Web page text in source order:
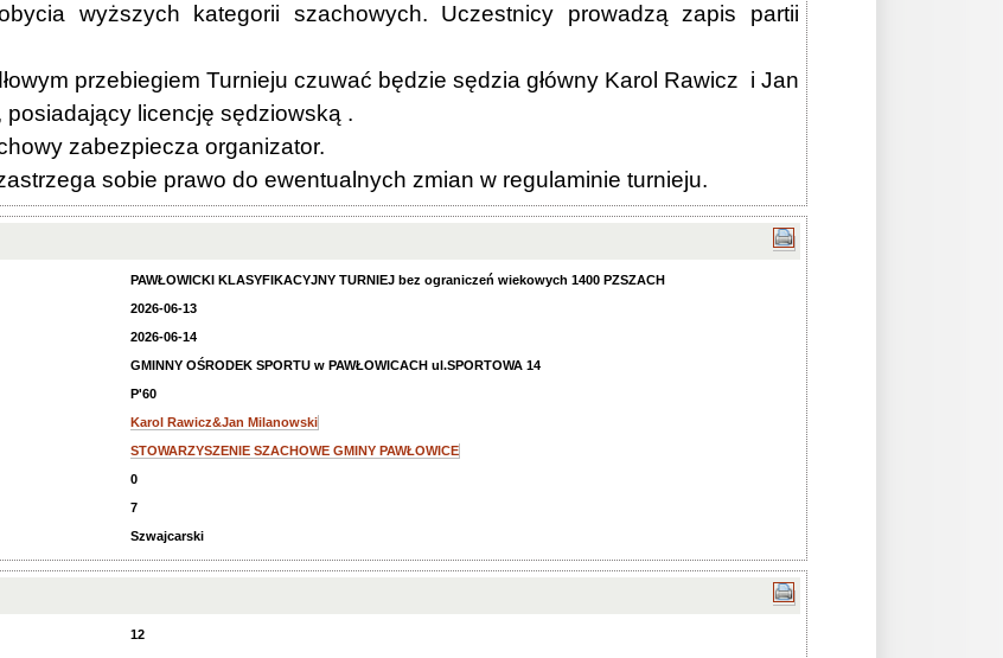
wyższych kategorii szachowych. Uczestnicy prowadzą zapis partii
przebiegiem Turnieju czuwać będzie sędzia główny Karol Rawicz i Jan
posiadający licencję sędziowską .
zabezpiecza organizator.
sobie prawo do ewentualnych zmian w regulaminie turnieju.
PAWŁOWICKI KLASYFIKACYJNY TURNIEJ bez ograniczeń wiekowych 1400 PZSZACH
2026-06-13
2026-06-14
GMINNY OŚRODEK SPORTU w PAWŁOWICACH ul.SPORTOWA 14
P'60
Karol Rawicz&Jan Milanowski
STOWARZYSZENIE SZACHOWE GMINY PAWŁOWICE
0
7
Szwajcarski
12